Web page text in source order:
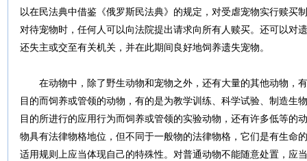
以在民法典中借鉴《俄罗斯民法典》的规定，对受虐宠物实行赎买
对待宠物时，任何人可以向法院提出请求向所有人赎买。还可以对
还失主或交至有关机关，并在此期间良好地饲养遗失宠物。
在动物中，除了野生动物和宠物之外，还有大量的其他动物，
目的而饲养或管领的动物，有的是为教学训练、科学试验、制造生
目的所进行的应用行为而饲养或管领的实验动物，还有许多低等的
物具有法律物格地位，但不同于一般物的法律物格，它们是有生命
适用规则上应当体现自己的特殊性。对普通动物不能随意处置，应